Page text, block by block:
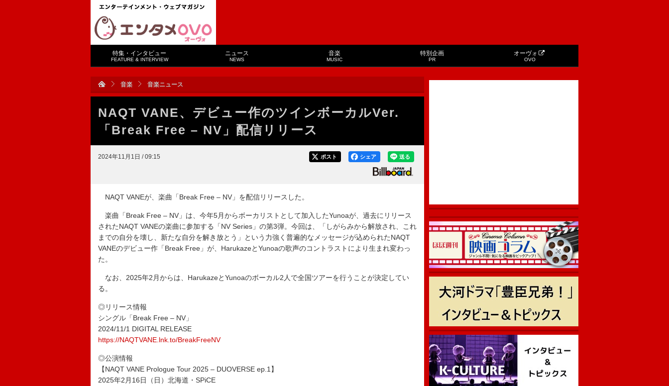
特集・インタビュー
FEATURE & INTERVIEW
ニュース
NEWS
音楽
MUSIC
特別企画
PR
オーヴォ
OVO
音楽 音楽ニュース
NAQT VANE、デビュー作のツインボーカルVer.
「Break Free – NV」配信リリース
2024年11月1日 / 09:15 送る
シェア
ポスト
NAQT VANEが、楽曲「Break Free – NV」を配信リリースした。
楽曲「Break Free – NV」は、今年5月からボーカリストとして加入したYunoaが、過去にリリース
されたNAQT VANEの楽曲に参加する「NV Series」の第3弾。今回は、「しがらみから解放され、これ
までの自分を壊し、新たな自分を解き放とう」という力強く普遍的なメッセージが込められたNAQT
VANEのデビュー作「Break Free」が、HarukazeとYunoaの歌声のコントラストにより生まれ変わっ
た。
なお、2025年2月からは、HarukazeとYunoaのボーカル2人で全国ツアーを行うことが決定してい
る。
◎リリース情報
シングル「Break Free – NV」
2024/11/1 DIGITAL RELEASE
https://NAQTVANE.lnk.to/BreakFreeNV
◎公演情報
【NAQT VANE Prologue Tour 2025 – DUOVERSE ep.1】
2025年2月16日（日）北海道・SPiCE